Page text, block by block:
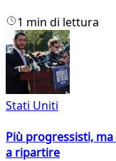
1 min di lettura
Stati Uniti
Più progressisti,
a ripartire